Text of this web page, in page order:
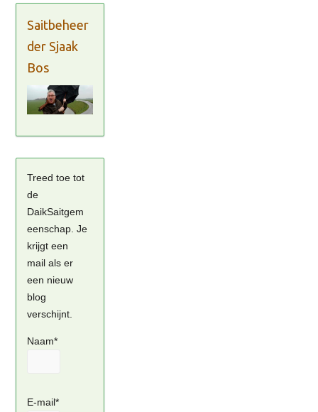
Saitbeheer
der Sjaak
Bos
Treed toe tot
de
DaikSaitgem
eenschap. Je
krijgt een
mail als er
een nieuw
blog
verschijnt.
Naam*
E-mail*